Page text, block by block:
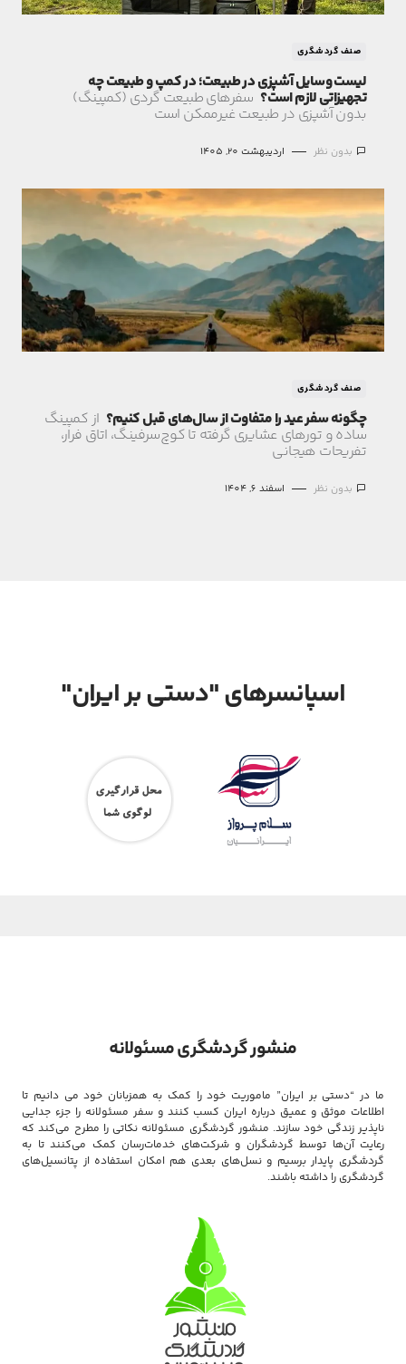
صنف گردشگری
لیست وسایل آشپزی در طبیعت؛ در کمپ و طبیعت‌ چه
تجهیزاتی لازم است؟ سفرهای طبیعت گردی (کمپینگ)
بدون آشپزی در طبیعت غیرممکن است
بدون نظر اردیبهشت 20, 1405
صنف گردشگری
چگونه سفر عید را متفاوت از سال‌های قبل کنیم؟ از کمپینگ
ساده و تورهای عشایری گرفته تا کوچ‌سرفینگ، اتاق فرار،
تفریحات هیجانی
بدون نظر اسفند 6, 1404
اسپانسرهای "دستی بر ایران"
منشور گردشگری مسئولانه
ما در “دستی بر ایران” ماموریت خود را کمک به همزبانان خود می دانیم تا
اطلاعات موثق و عمیق درباره ایران کسب کنند و سفر مسئولانه را جزء جدایی
ناپذیر زندگی خود سازند. منشور گردشگری مسئولانه نکاتی را مطرح می‌کند که
رعایت آن‌ها توسط گردشگران و شرکت‌های خدمات‌رسان کمک می‌کنند تا به
گردشگری پایدار برسیم و نسل‌های بعدی هم امکان استفاده از پتانسیل‌های
گردشگری را داشته باشند.